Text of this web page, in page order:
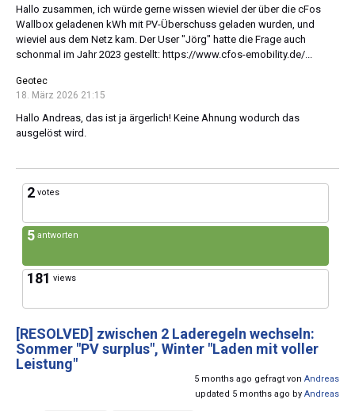
Hallo zusammen, ich würde gerne wissen wieviel der über die cFos
Wallbox geladenen kWh mit PV-Überschuss geladen wurden, und
wieviel aus dem Netz kam. Der User "Jörg" hatte die Frage auch
schonmal im Jahr 2023 gestellt: https://www.cfos-emobility.de/...
Geotec
18. März 2026 21:15
Hallo Andreas, das ist ja ärgerlich! Keine Ahnung wodurch das
ausgelöst wird.
2 votes
5 antworten
181 views
[RESOLVED] zwischen 2 Laderegeln wechseln:
Sommer "PV surplus", Winter "Laden mit voller
Leistung"
5 months ago gefragt von Andreas
updated 5 months ago by Andreas